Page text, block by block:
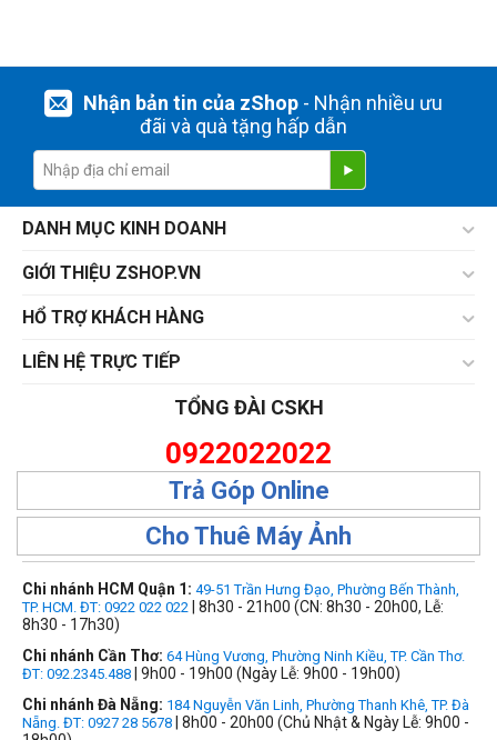
256GB
512GB
THIẾT LẬP LẠI
Nhận bản tin của zShop- Nhận nhiều ưu
đãi và quà tặng hấp dẫn
DANH MỤC KINH DOANH
GIỚI THIỆU ZSHOP.VN
HỔ TRỢ KHÁCH HÀNG
LIÊN HỆ TRỰC TIẾP
TỔNG ĐÀI CSKH
0922022022
Trả Góp Online
Cho Thuê Máy Ảnh
Chi nhánh HCM Quận 1: 49-51 Trần Hưng Đạo, Phường Bến Thành,
TP. HCM. ĐT: 0922 022 022 | 8h30 - 21h00 (CN: 8h30 - 20h00, Lễ:
8h30 - 17h30)
Chi nhánh Cần Thơ: 64 Hùng Vương, Phường Ninh Kiều, TP. Cần Thơ.
ĐT: 092.2345.488 | 9h00 - 19h00 (Ngày Lễ: 9h00 - 19h00)
Chi nhánh Đà Nẵng: 184 Nguyễn Văn Linh, Phường Thanh Khê, TP. Đà
Nẵng. ĐT: 0927 28 5678 | 8h00 - 20h00 (Chủ Nhật & Ngày Lễ: 9h00 -